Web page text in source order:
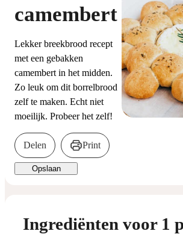
camembert
Lekker breekbrood recept
met een gebakken
camembert in het midden.
Zo leuk om dit borrelbrood
zelf te maken. Echt niet
moeilijk. Probeer het zelf!
Delen Print
Opslaan
Ingrediënten voor 1